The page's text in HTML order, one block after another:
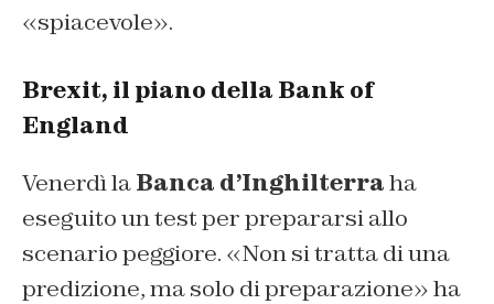
«spiacevole».
Brexit, il piano della Bank of
England
Venerdì laBanca d’Inghilterraha
eseguito un test per prepararsi allo
scenario peggiore. «Non si tratta di una
predizione, ma solo di preparazione» ha